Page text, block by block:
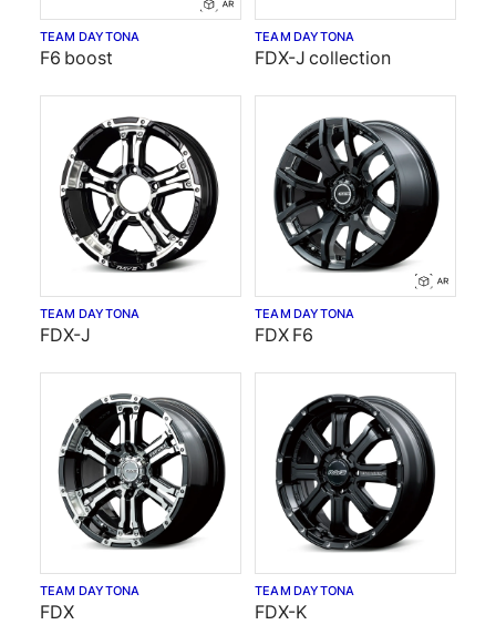
TEAM DAYTONA
F6 boost
TEAM DAYTONA
FDX-J collection
TEAM DAYTONA
FDX-J
TEAM DAYTONA
FDX F6
TEAM DAYTONA
FDX
TEAM DAYTONA
FDX-K